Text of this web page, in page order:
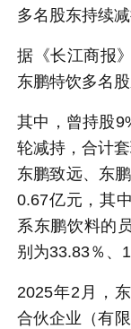
多名股东持续减
据《长江商报
东鹏特饮多名股
其中，曾持股
轮减持，合计
东鹏致远、东
0.67亿元，其
系东鹏饮料的
别为33.83％、
2025年2月，
合伙企业（有